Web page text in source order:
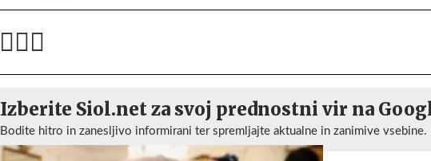
Izberite Siol.net za svoj prednostni vir na
Bodite hitro in zanesljivo informirani ter spremljajte aktualne in zanimive vsebine.